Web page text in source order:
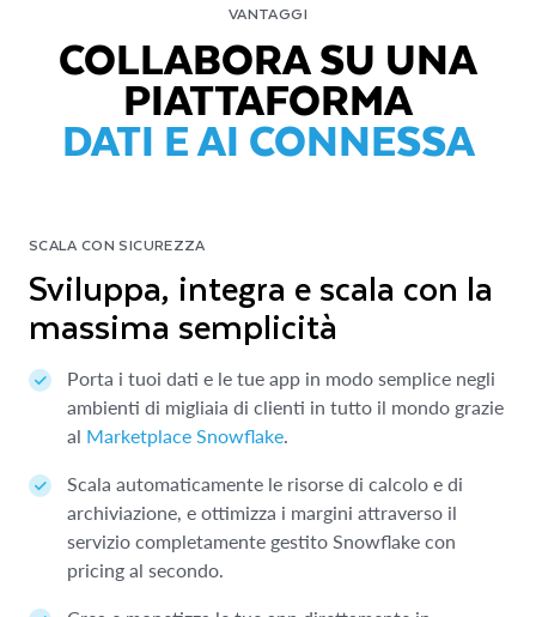
VANTAGGI
COLLABORA SU UNA
PIATTAFORMA
DATI E AI CONNESSA
SCALA CON SICUREZZA
Sviluppa, integra e scala con la
massima semplicità
Porta i tuoi dati e le tue app in modo semplice negli
ambienti di migliaia di clienti in tutto il mondo grazie
al Marketplace Snowflake.
Scala automaticamente le risorse di calcolo e di
archiviazione, e ottimizza i margini attraverso il
servizio completamente gestito Snowflake con
pricing al secondo.